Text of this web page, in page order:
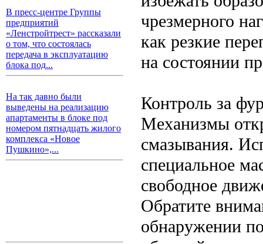
В пресс-центре Группы
предприятий
«Ленстройтрест» рассказали
о том, что состоялась
передача в эксплуатацию
блока под...
На так давно были
выведены на реализацию
апартаменты в блоке под
номером пятнадцать жилого
комплекса «Новое
Пушкино»,...
чрезмерного
как резкие
на состоянии
Контроль за
Механизмы
смазывания.
специальное
свободное
Обратите
обнаружении